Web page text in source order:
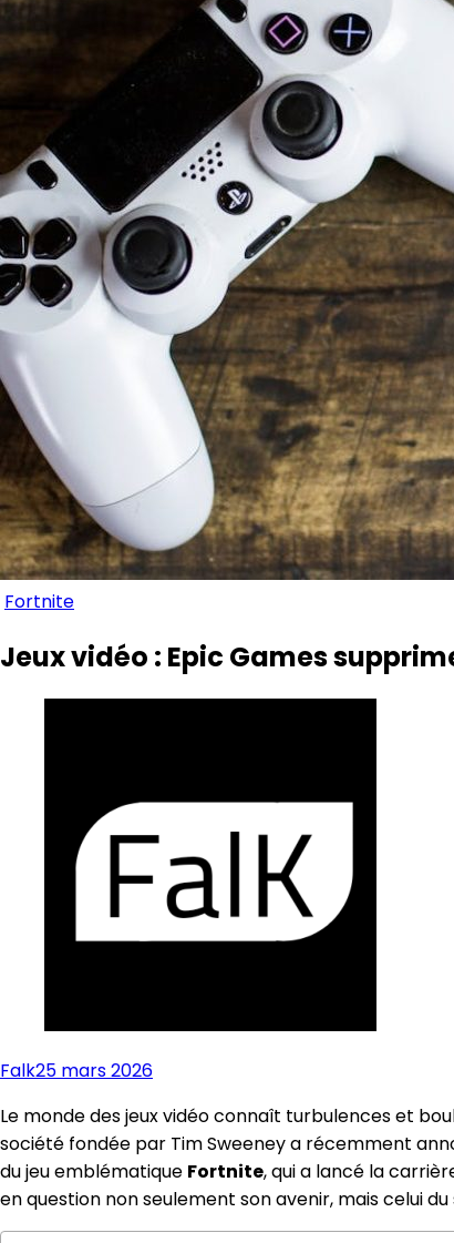
Fortnite
Jeux vidéo : Epic Games
Falk25 mars 2026
Le monde des jeux vidéo connaît turbulences et
société fondée par Tim Sweeney a récemment
du jeu emblématique Fortnite, qui a lancé la
en question non seulement son avenir, mais celui